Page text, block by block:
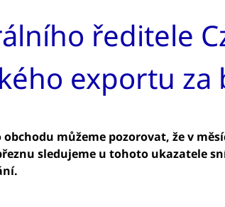
ředitele
exportu za
můžeme pozorovat, že v
sledujeme u tohoto ukazatele